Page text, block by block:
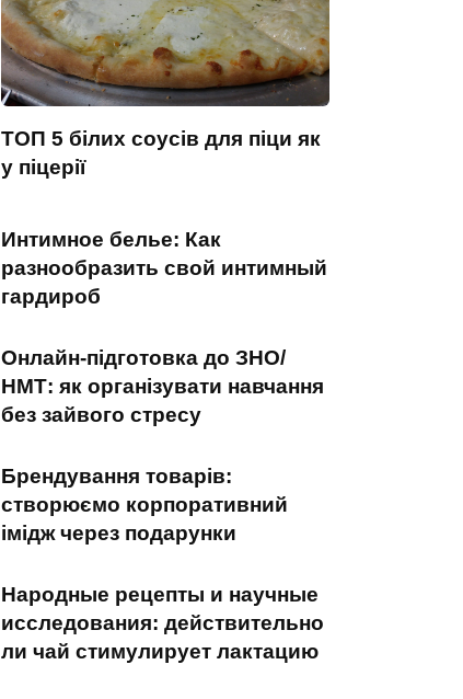
ТОП 5 білих соусів для піци як
у піцерії
Интимное белье: Как
разнообразить свой интимный
гардироб
Онлайн-підготовка до ЗНО/
НМТ: як організувати навчання
без зайвого стресу
Брендування товарів:
створюємо корпоративний
імідж через подарунки
Народные рецепты и научные
исследования: действительно
ли чай стимулирует лактацию